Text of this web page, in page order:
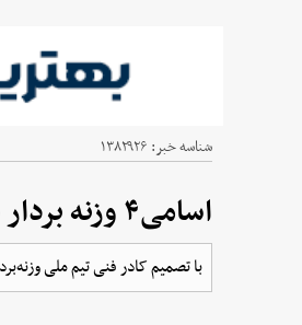
شناسه خبر: ۱۳۸۲۹۲۶
اسامی۴ وزنه‌ بردار دعوت‌شده به اردوی تیم ملی بزرگسالان
با تصمیم کادر فنی تیم ملی